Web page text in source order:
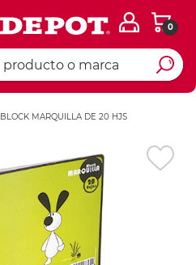
0
BLOCK MARQUILLA DE 20 HJS
Ingresar Codigo